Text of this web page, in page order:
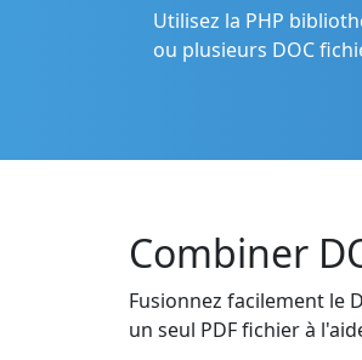
Utilisez la PHP
ou plusieurs DOC
Combiner
Fusionnez facilement le
un seul PDF fichier à